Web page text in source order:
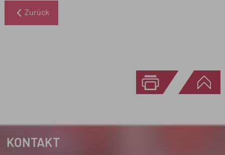
Zurück
KONTAKT